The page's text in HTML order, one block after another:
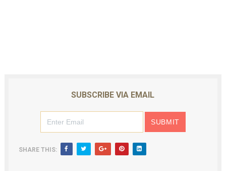
SUBSCRIBE VIA EMAIL
SHARE THIS: